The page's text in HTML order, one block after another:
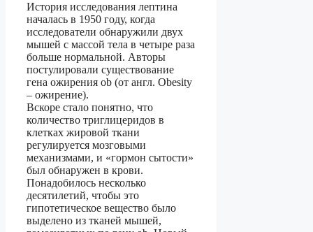
История исследования лептина
началась в 1950 году, когда
исследователи обнаружили двух
мышей с массой тела в четыре раза
больше нормальной. Авторы
постулировали существование
гена ожирения ob (от англ. Obesity
– ожирение).
Вскоре стало понятно, что
количество триглицеридов в
клетках жировой ткани
регулируется мозговыми
механизмами, и «гормон сытости»
был обнаружен в крови.
Понадобилось несколько
десятилетий, чтобы это
гипотетическое вещество было
выделено из тканей мышей,